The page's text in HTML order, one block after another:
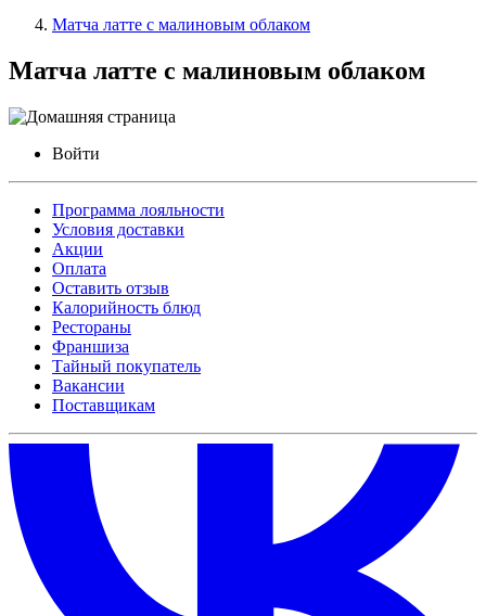
Матча латте с малиновым облаком
Матча латте с малиновым облаком
Войти
Программа лояльности
Условия доставки
Акции
Оплата
Оставить отзыв
Калорийность блюд
Рестораны
Франшиза
Тайный покупатель
Вакансии
Поставщикам